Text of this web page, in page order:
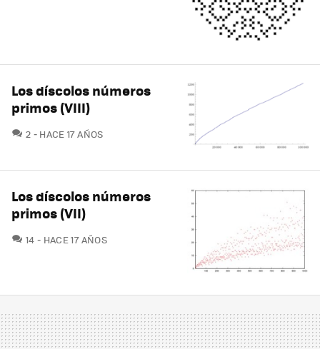
Los díscolos números
primos (VIII)
2 COMENTARIOS
HACE 17 AÑOS
Los díscolos números
primos (VII)
14 COMENTARIOS
HACE 17 AÑOS